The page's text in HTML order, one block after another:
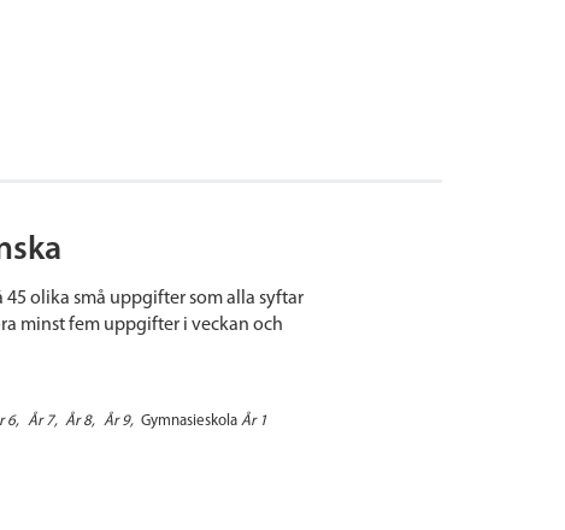
45 olika små uppgifter som alla syftar
minst fem uppgifter i veckan och
6 År 7 År 8 År 9 Gymnasieskola År 1